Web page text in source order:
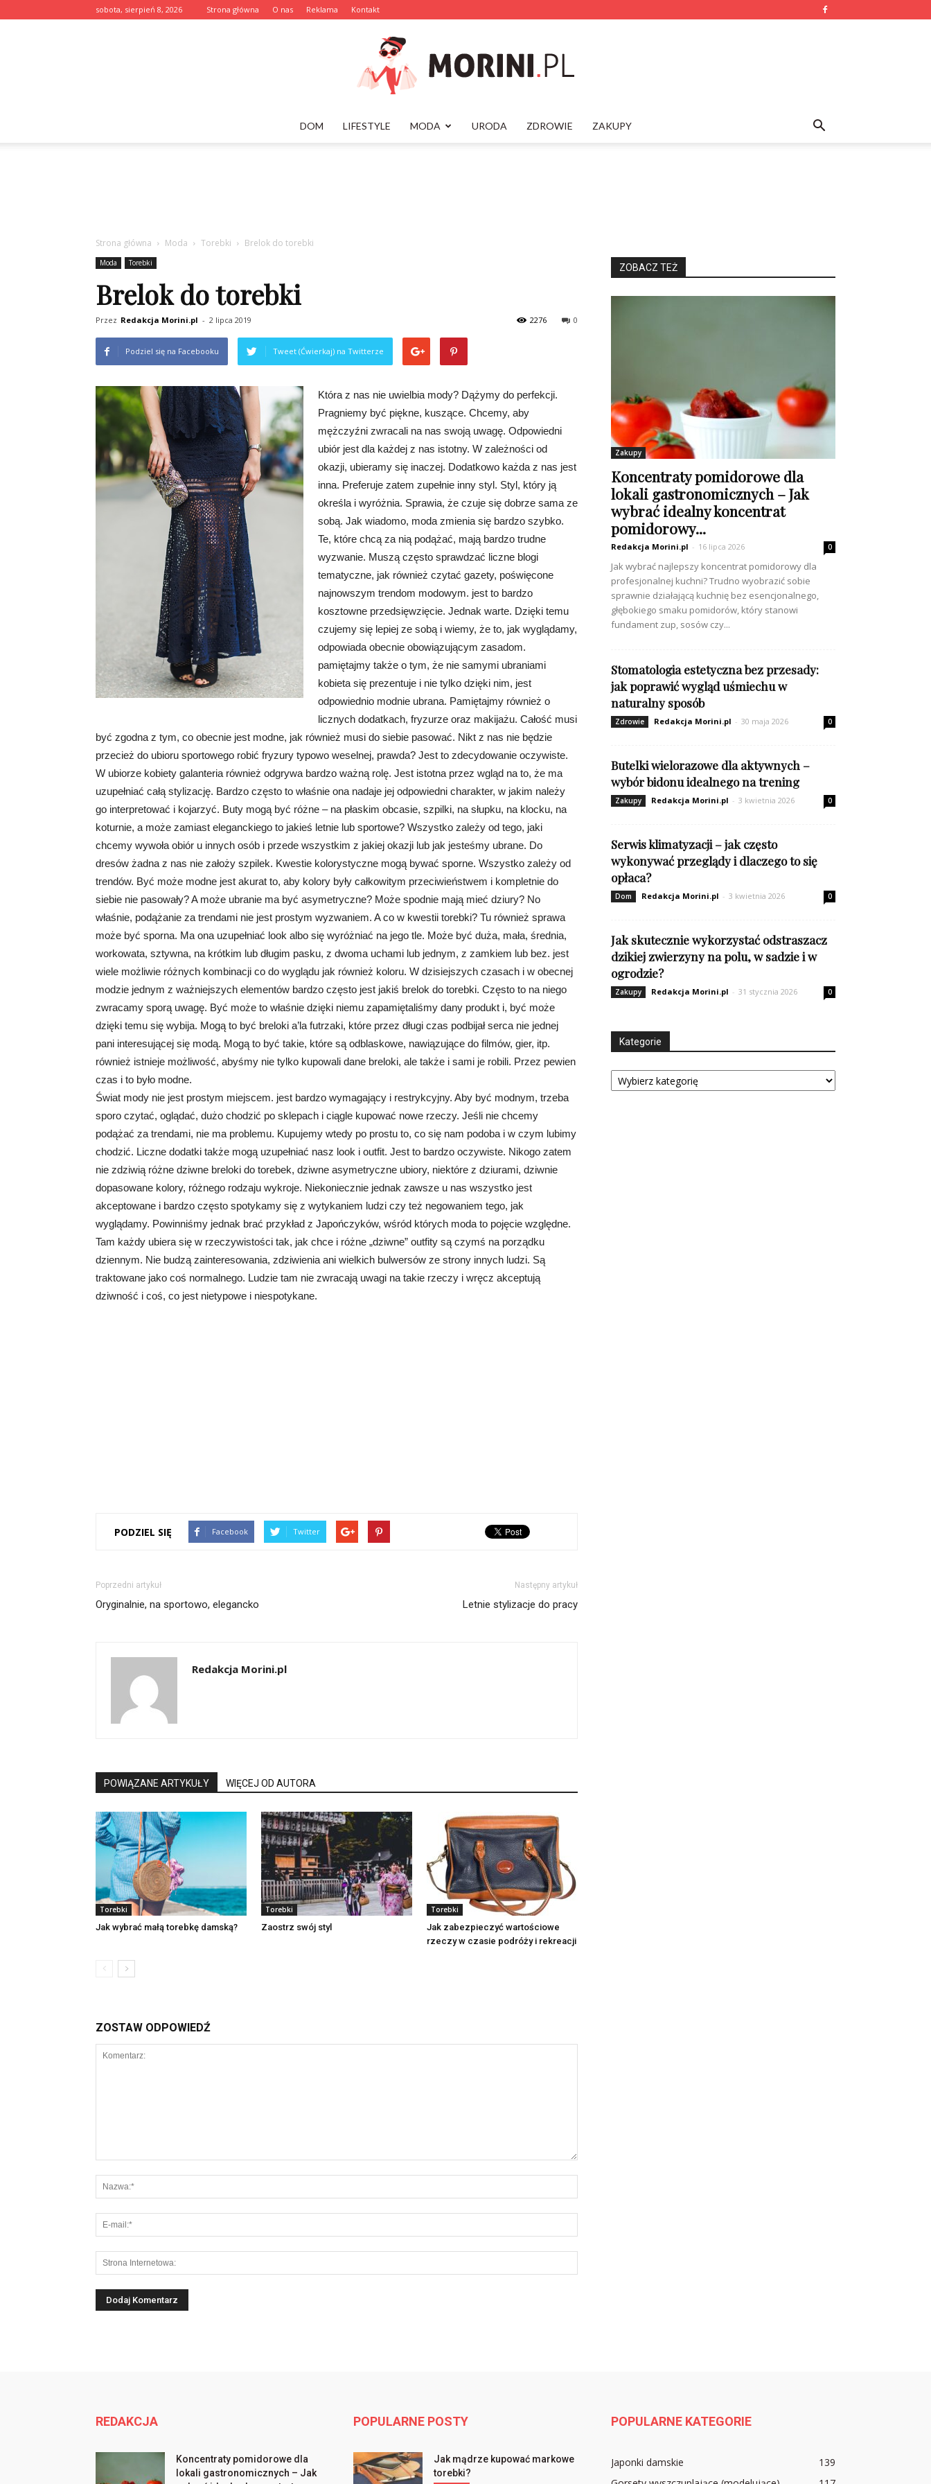
sobota, sierpień 8, 2026 Strona główna O nas Reklama Kontakt
DOM LIFESTYLE MODA URODA ZDROWIE ZAKUPY
Strona główna Moda Torebki Brelok do torebki
Moda Torebki
Brelok do torebki
Przez Redakcja Morini.pl - 2 lipca 2019 0
2276
Podziel się na Facebooku Tweet (Ćwierkaj) na Twitterze
Która z nas nie uwielbia mody? Dążymy do perfekcji.
Pragniemy być piękne, kuszące. Chcemy, aby
mężczyźni zwracali na nas swoją uwagę. Odpowiedni
ubiór jest dla każdej z nas istotny. W zależności od
okazji, ubieramy się inaczej. Dodatkowo każda z nas jest
inna. Preferuje zatem zupełnie inny styl. Styl, który ją
określa i wyróżnia. Sprawia, że czuje się dobrze sama ze
sobą. Jak wiadomo, moda zmienia się bardzo szybko.
Te, które chcą za nią podążać, mają bardzo trudne
wyzwanie. Muszą często sprawdzać liczne blogi
tematyczne, jak również czytać gazety, poświęcone
najnowszym trendom modowym. jest to bardzo
kosztowne przedsięwzięcie. Jednak warte. Dzięki temu
czujemy się lepiej ze sobą i wiemy, że to, jak wyglądamy,
odpowiada obecnie obowiązującym zasadom.
pamiętajmy także o tym, że nie samymi ubraniami
kobieta się prezentuje i nie tylko dzięki nim, jest
odpowiednio modnie ubrana. Pamiętajmy również o
licznych dodatkach, fryzurze oraz makijażu. Całość musi
być zgodna z tym, co obecnie jest modne, jak również musi do siebie pasować. Nikt z nas nie będzie
przecież do ubioru sportowego robić fryzury typowo weselnej, prawda? Jest to zdecydowanie oczywiste.
W ubiorze kobiety galanteria również odgrywa bardzo ważną rolę. Jest istotna przez wgląd na to, że ma
uzupełniać całą stylizację. Bardzo często to właśnie ona nadaje jej odpowiedni charakter, w jakim należy
go interpretować i kojarzyć. Buty mogą być różne – na płaskim obcasie, szpilki, na słupku, na klocku, na
koturnie, a może zamiast eleganckiego to jakieś letnie lub sportowe? Wszystko zależy od tego, jaki
chcemy wywoła obiór u innych osób i przede wszystkim z jakiej okazji lub jak jesteśmy ubrane. Do
dresów żadna z nas nie założy szpilek. Kwestie kolorystyczne mogą bywać sporne. Wszystko zależy od
trendów. Być może modne jest akurat to, aby kolory były całkowitym przeciwieństwem i kompletnie do
siebie nie pasowały? A może ubranie ma być asymetryczne? Może spodnie mają mieć dziury? No
właśnie, podążanie za trendami nie jest prostym wyzwaniem. A co w kwestii torebki? Tu również sprawa
może być sporna. Ma ona uzupełniać look albo się wyróżniać na jego tle. Może być duża, mała, średnia,
workowata, sztywna, na krótkim lub długim pasku, z dwoma uchami lub jednym, z zamkiem lub bez. jest
wiele możliwie różnych kombinacji co do wyglądu jak również koloru. W dzisiejszych czasach i w obecnej
modzie jednym z ważniejszych elementów bardzo często jest jakiś brelok do torebki. Często to na niego
zwracamy sporą uwagę. Być może to właśnie dzięki niemu zapamiętaliśmy dany produkt i, być może
dzięki temu się wybija. Mogą to być breloki a’la futrzaki, które przez długi czas podbijał serca nie jednej
pani interesującej się modą. Mogą to być takie, które są odblaskowe, nawiązujące do filmów, gier, itp.
również istnieje możliwość, abyśmy nie tylko kupowali dane breloki, ale także i sami je robili. Przez pewien
czas i to było modne.
Świat mody nie jest prostym miejscem. jest bardzo wymagający i restrykcyjny. Aby być modnym, trzeba
sporo czytać, oglądać, dużo chodzić po sklepach i ciągle kupować nowe rzeczy. Jeśli nie chcemy
podążać za trendami, nie ma problemu. Kupujemy wtedy po prostu to, co się nam podoba i w czym lubimy
chodzić. Liczne dodatki także mogą uzupełniać nasz look i outfit. Jest to bardzo oczywiste. Nikogo zatem
nie zdziwią różne dziwne breloki do torebek, dziwne asymetryczne ubiory, niektóre z dziurami, dziwnie
dopasowane kolory, różnego rodzaju wykroje. Niekoniecznie jednak zawsze u nas wszystko jest
akceptowane i bardzo często spotykamy się z wytykaniem ludzi czy też negowaniem tego, jak
wyglądamy. Powinniśmy jednak brać przykład z Japończyków, wśród których moda to pojęcie względne.
Tam każdy ubiera się w rzeczywistości tak, jak chce i różne „dziwne” outfity są czymś na porządku
dziennym. Nie budzą zainteresowania, zdziwienia ani wielkich bulwersów ze strony innych ludzi. Są
traktowane jako coś normalnego. Ludzie tam nie zwracają uwagi na takie rzeczy i wręcz akceptują
dziwność i coś, co jest nietypowe i niespotykane.
PODZIEL SIĘ Facebook Twitter
Poprzedni artykuł
Oryginalnie, na sportowo, elegancko
Następny artykuł
Letnie stylizacje do pracy
Redakcja Morini.pl
POWIĄZANE ARTYKUŁY WIĘCEJ OD AUTORA
Torebki
Jak wybrać małą torebkę damską?
Torebki
Zaostrz swój styl
Torebki
Jak zabezpieczyć wartościowe
rzeczy w czasie podróży i rekreacji
ZOSTAW ODPOWIEDŹ
ZOBACZ TEŻ
Zakupy
Koncentraty pomidorowe dla
lokali gastronomicznych – Jak
wybrać idealny koncentrat
pomidorowy...
Redakcja Morini.pl - 16 lipca 2026 0
Jak wybrać najlepszy koncentrat pomidorowy dla
profesjonalnej kuchni? Trudno wyobrazić sobie
sprawnie działającą kuchnię bez esencjonalnego,
głębokiego smaku pomidorów, który stanowi
fundament zup, sosów czy...
Stomatologia estetyczna bez przesady:
jak poprawić wygląd uśmiechu w
naturalny sposób
Zdrowie Redakcja Morini.pl - 30 maja 2026 0
Butelki wielorazowe dla aktywnych –
wybór bidonu idealnego na trening
Zakupy Redakcja Morini.pl - 3 kwietnia 2026 0
Serwis klimatyzacji – jak często
wykonywać przeglądy i dlaczego to się
opłaca?
Dom Redakcja Morini.pl - 3 kwietnia 2026 0
Jak skutecznie wykorzystać odstraszacz
dzikiej zwierzyny na polu, w sadzie i w
ogrodzie?
Zakupy Redakcja Morini.pl - 31 stycznia 2026 0
Kategorie
Kategorie
REDAKCJA
Koncentraty pomidorowe dla
lokali gastronomicznych – Jak
POPULARNE POSTY
Jak mądrze kupować markowe
torebki?
POPULARNE KATEGORIE
Japonki damskie
139